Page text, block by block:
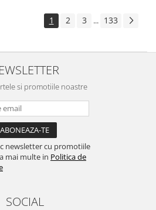
1 2 3 ... 133
si promotiile noastre
newsletter cu promotiile
mai multe in Politica de
SOCIAL